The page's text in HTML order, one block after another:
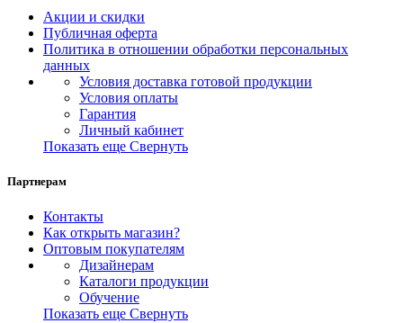
Акции и скидки
Публичная оферта
Политика в отношении обработки персональных
данных
Условия доставка готовой продукции
Условия оплаты
Гарантия
Личный кабинет
Показать еще Свернуть
Партнерам
Контакты
Как открыть магазин?
Оптовым покупателям
Дизайнерам
Каталоги продукции
Обучение
Показать еще Свернуть